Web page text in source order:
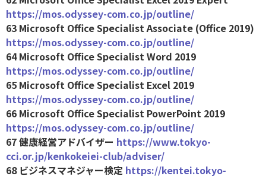
https://mos.odyssey-com.co.jp/outline/
63 Microsoft Office Specialist Associate (Office 2019)
https://mos.odyssey-com.co.jp/outline/
64 Microsoft Office Specialist Word 2019
https://mos.odyssey-com.co.jp/outline/
65 Microsoft Office Specialist Excel 2019
https://mos.odyssey-com.co.jp/outline/
66 Microsoft Office Specialist PowerPoint 2019
https://mos.odyssey-com.co.jp/outline/
67 健康経営アドバイザー https://www.tokyo-
cci.or.jp/kenkokeiei-club/adviser/
68 ビジネスマネジャー検定 https://kentei.tokyo-